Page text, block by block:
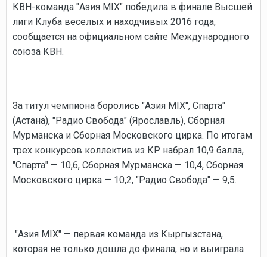
КВН-команда "Азия MIX" победила в финале Высшей
лиги Клуба веселых и находчивых 2016 года,
сообщается на официальном сайте Международного
союза КВН.
За титул чемпиона боролись "Азия MIX", Спарта"
(Астана), "Радио Свобода" (Ярославль), Сборная
Мурманска и Сборная Московского цирка. По итогам
трех конкурсов коллектив из КР набрал 10,9 балла,
"Спарта" — 10,6, Сборная Мурманска — 10,4, Сборная
Московского цирка — 10,2, "Радио Свобода" — 9,5.
"Азия MIX" — первая команда из Кыргызстана,
которая не только дошла до финала, но и выиграла